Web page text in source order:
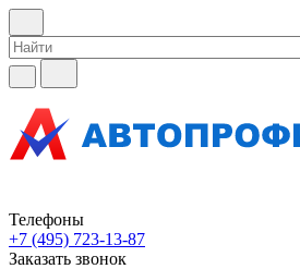
Телефоны
+7 (495) 723-13-87
Заказать звонок